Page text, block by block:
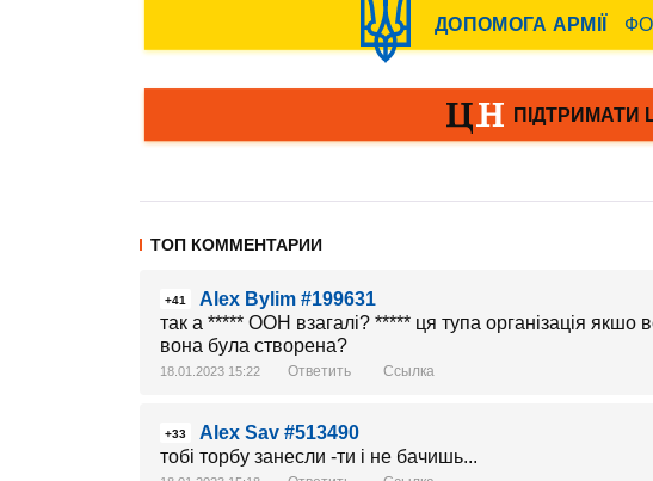
ТОП КОММЕНТАРИИ
+41
Alex Bylim #199631
так а ***** ООН взагалі? ***** ця тупа організація
вона була створена?
18.01.2023 15:22 Ответить Ссылка
+33
Alex Sav #513490
тобі торбу занесли -ти і не бачишь...